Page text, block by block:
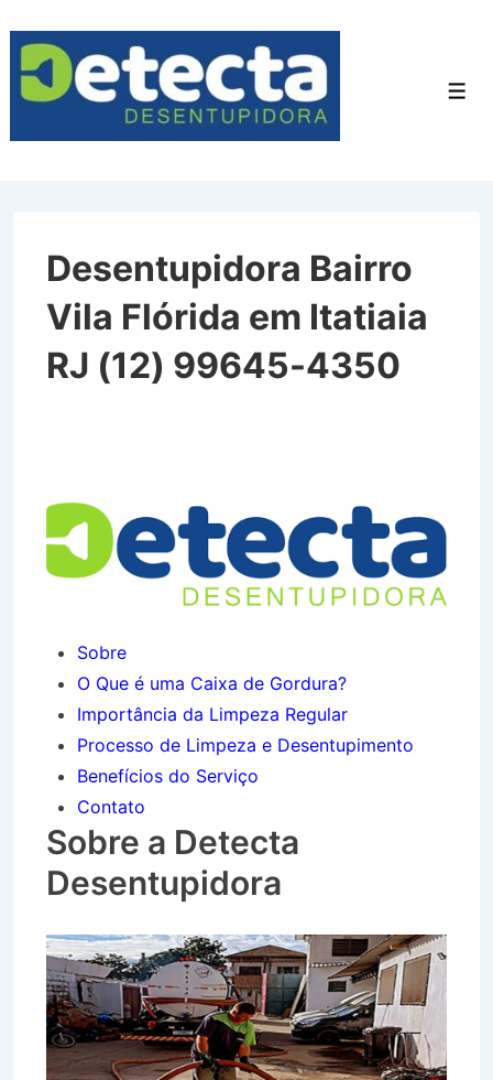
para
Conteúdo
Desentupidora Bairro
Vila Flórida em Itatiaia
RJ (12) 99645-4350
Sobre
O Que é uma Caixa de Gordura?
Importância da Limpeza Regular
Processo de Limpeza e Desentupimento
Benefícios do Serviço
Contato
Sobre a Detecta
Desentupidora